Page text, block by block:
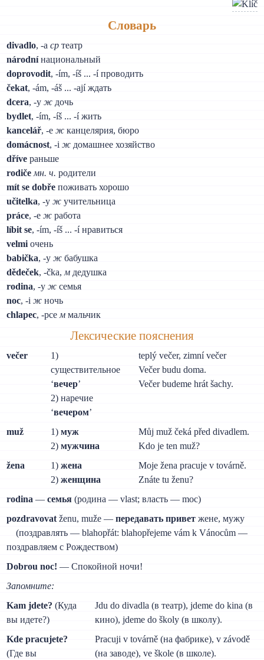
Словарь
divadlo, -acp театр
národníнациональный
doprovodit, -ím, -íš ... -í проводить
čekat, -ám, -áš ... -ají ждать
dcera, -yж дочь
bydlet, -ím, -íš ... -í жить
kancelář, -eж канцелярия, бюро
domácnost, -iж домашнее хозяйство
dříve раньше
rodiče мн. ч. родители
mít se dobře поживать хорошо
učitelka, -yж учительница
práce, -eж работа
líbit se, -ím, -íš ... -í нравиться
velmi очень
babička, -yж бабушка
dědeček, -čka, м дедушка
rodina, -yж семья
noc, -iж ночь
chlapec, -pce м мальчик
Лексические пояснения
večer
1)
существительное
‘вечер’
2) наречие
‘вечером’
teplý večer, zimní večer
Večer budu doma.
Večer budeme hrát šachy.
muž 1) муж
2) мужчина
Můj muž čeká před divadlem.
Kdo je ten muž?
žena
1) жена
2) женщина
Moje žena pracuje v továrně.
Znáte tu ženu?
rodina —семья (родина — vlast; власть — moc)
pozdravovat ženu, muže —передавать привет жене, мужу
(поздравлять — blahopřát: blahopřejeme vám k Vánocům —
поздравляем с Рождеством)
Dobrou noc! — Спокойной ночи!
Запомните:
Kam jdete? (Куда
вы идете?)
Jdu do divadla (в театр), jdeme do kina (в
кино), jdeme do školy (в школу).
Kde pracujete?
(Где вы
Pracuji v továrně (на фабрике), v závodě
(на заводе), ve škole (в школе).